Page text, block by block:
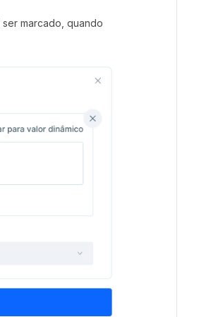
marcado, quando